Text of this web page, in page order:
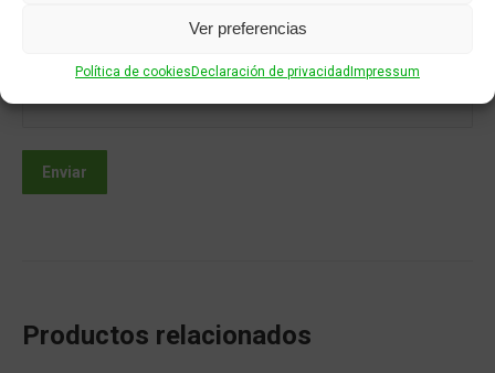
Ver preferencias
Política de cookiesDeclaración de privacidadImpressum
Correo electrónico *
Productos relacionados